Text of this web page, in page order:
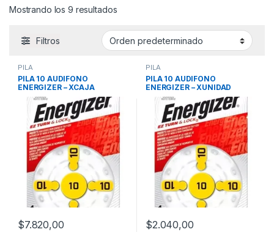
Mostrando los 9 resultados
Filtros
PILA
PILA 10 AUDIFONO
ENERGIZER – XCAJA
$7.820,00
PILA
PILA 10 AUDIFONO
ENERGIZER – XUNIDAD
$2.040,00